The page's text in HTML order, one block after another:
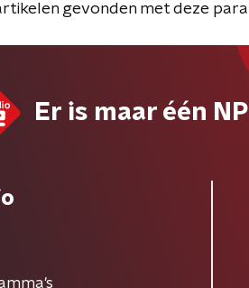
gevonden met deze
Er is maar één